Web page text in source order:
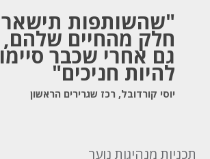
"שהשותפות תישאר
חלק מהחיים שלהם,
גם אחרי שכבר סיימו
להיות חניכים"
יוסי קורדובל, רכז שגרירים הראשון
תכניות מנהיגות נוער